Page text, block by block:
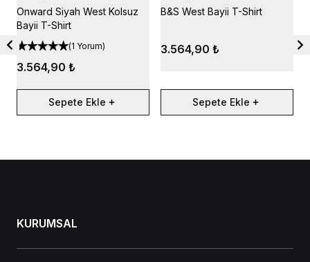
Onward Siyah West Kolsuz
Bayii T-Shirt
(1 Yorum)
3.564,90 ₺
Sepete Ekle
B&S West Bayii T-Shirt
3.564,90 ₺
Sepete Ekle
KURUMSAL